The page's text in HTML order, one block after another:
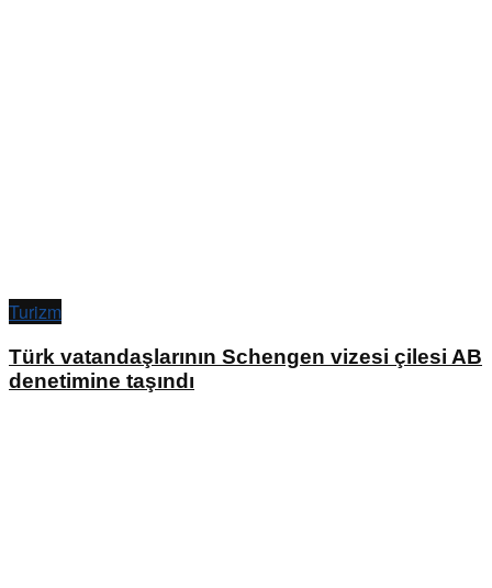
Turizm
Türk vatandaşlarının Schengen vizesi çilesi AB
denetimine taşındı